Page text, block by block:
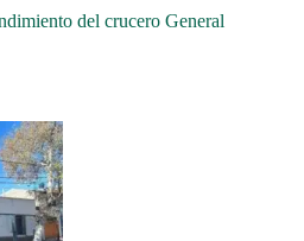
del crucero General